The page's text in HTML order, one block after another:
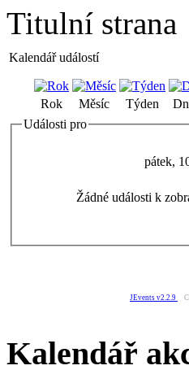
Titulní strana
Kalendář událostí
Rok Měsíc Týden
Události pro
pátek,
Žádné události k
JEvents v2.2.9
Kalendář